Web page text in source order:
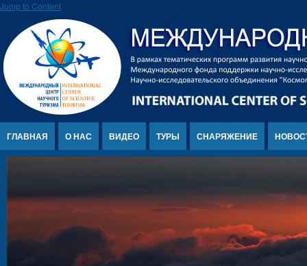
Jump to Content
ГЛАВНАЯ О НАС ВИДЕО ТУРЫ СНАРЯЖЕНИЕ